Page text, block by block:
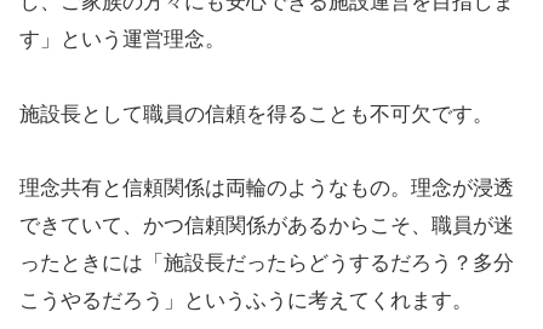
す」という運営理念。
施設長として職員の信頼を得ることも不可欠です。
理念共有と信頼関係は両輪のようなもの。理念が浸透
できていて、かつ信頼関係があるからこそ、職員が迷
ったときには「施設長だったらどうするだろう？多分
こうやるだろう」というふうに考えてくれます。